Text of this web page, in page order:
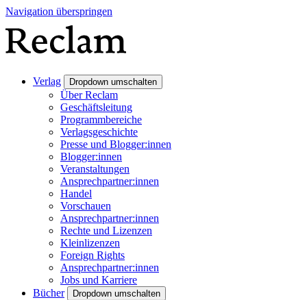
Navigation überspringen
Verlag Dropdown umschalten
Über Reclam
Geschäftsleitung
Programmbereiche
Verlagsgeschichte
Presse und Blogger:innen
Blogger:innen
Veranstaltungen
Ansprechpartner:innen
Handel
Vorschauen
Ansprechpartner:innen
Rechte und Lizenzen
Kleinlizenzen
Foreign Rights
Ansprechpartner:innen
Jobs und Karriere
Bücher
Dropdown umschalten